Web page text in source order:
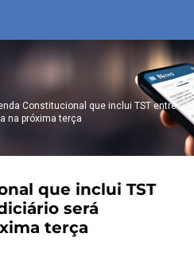
Constitucional que inclui TST entre
na próxima terça
que inclui TST
será
terça